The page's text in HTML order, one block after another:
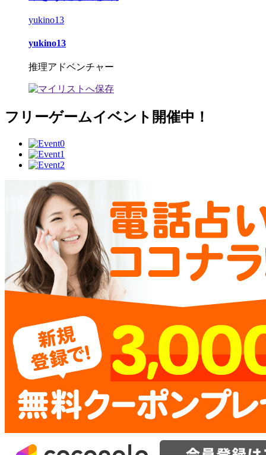
yukino13
yukino13
推理アドベンチャー
フリーゲームイベント開催中！